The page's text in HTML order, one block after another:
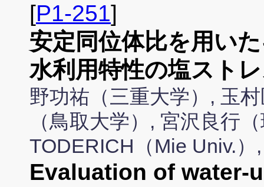
[P1-251]
安定同位体比を用い
水利用特性の塩スト
野功祐（三重大学）, 玉
（鳥取大学）, 宮沢良行
TODERICH（Mie Univ.
Evaluation of water-